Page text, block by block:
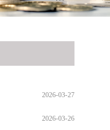
2026-03-27
2026-03-26